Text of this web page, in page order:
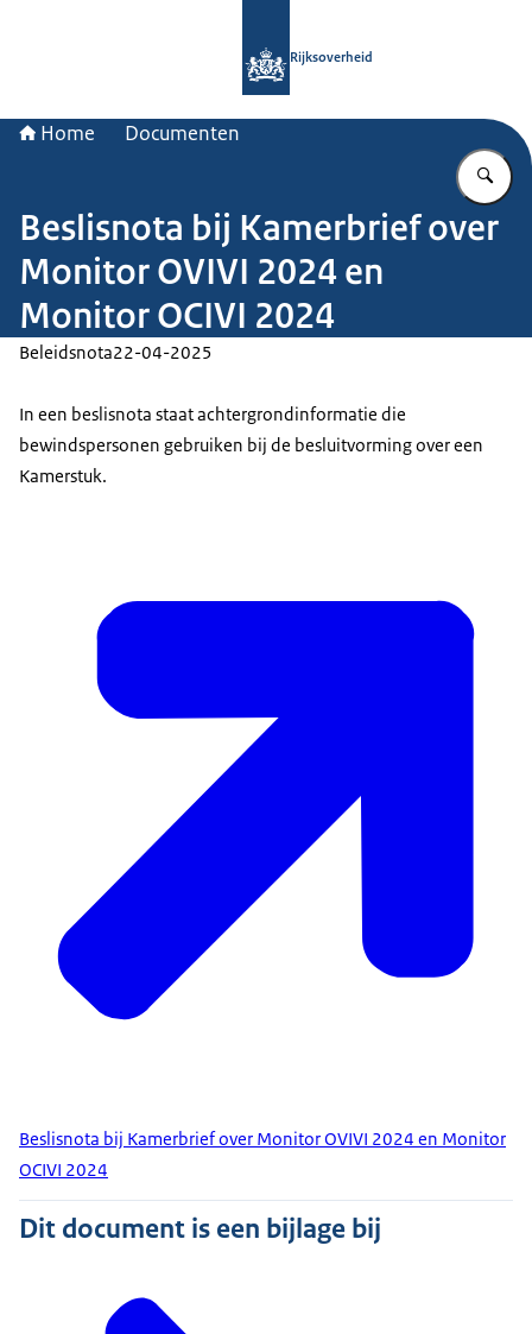
Rijksoverheid
Home Documenten
Beslisnota bij Kamerbrief over
Monitor OVIVI 2024 en
Monitor OCIVI 2024
Beleidsnota22-04-2025
In een beslisnota staat achtergrondinformatie die
bewindspersonen gebruiken bij de besluitvorming over een
Kamerstuk.
Beslisnota bij Kamerbrief over Monitor OVIVI 2024 en Monitor
OCIVI 2024
Dit document is een bijlage bij